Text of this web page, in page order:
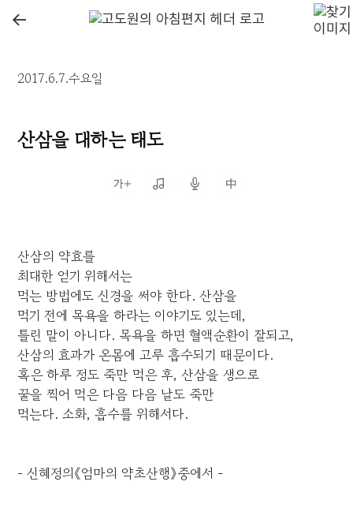
←
2017.6.7.수요일
산삼을 대하는 태도
산삼의 약효를
최대한 얻기 위해서는
먹는 방법에도 신경을 써야 한다. 산삼을
먹기 전에 목욕을 하라는 이야기도 있는데,
틀린 말이 아니다. 목욕을 하면 혈액순환이 잘되고,
산삼의 효과가 온몸에 고루 흡수되기 때문이다.
혹은 하루 정도 죽만 먹은 후, 산삼을 생으로
꿀을 찍어 먹은 다음 다음 날도 죽만
먹는다. 소화, 흡수를 위해서다.
- 신혜정의《엄마의 약초산행》중에서 -